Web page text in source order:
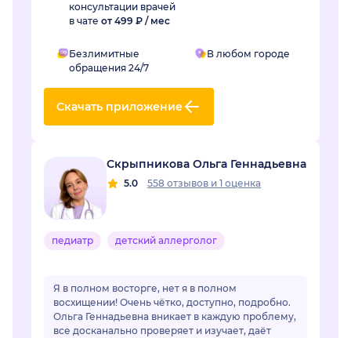
консультации врачей
в чате от 499 ₽ / мес
Безлимитные
обращения 24/7
В любом городе
Скачать приложение
Скрыпникова Ольга Геннадьевна
5.0 558 отзывов и 1 оценка
педиатр детский аллерголог
Я в полном восторге, нет я в полном
восхищении! Очень чётко, доступно, подробно.
Ольга Геннадьевна вникает в каждую проблему,
все досканально проверяет и изучает, даёт